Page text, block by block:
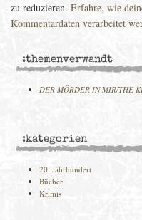
zu reduzieren. Erfahre, wie
Kommentardaten verarbeitet
:themenverwandt
DER MÖRDER IN MIR/THE
:kategorien
20. Jahrhundert
Bücher
Krimis